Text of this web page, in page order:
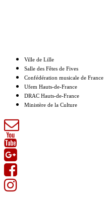
Ville de Lille
Salle des Fêtes de Fives
Confédération musicale de France
Ufem Hauts-de-France
DRAC Hauts-de-France
Ministère de la Culture